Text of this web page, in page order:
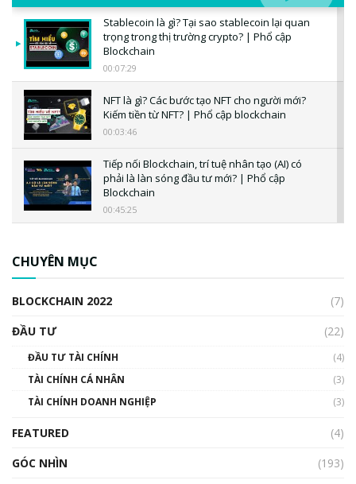
Stablecoin là gì? Tại sao stablecoin lại quan
trọng trong thị trường crypto? | Phổ cập
Blockchain
00:07:29
NFT là gì? Các bước tạo NFT cho người mới?
Kiếm tiền từ NFT? | Phổ cập blockchain
00:03:46
Tiếp nối Blockchain, trí tuệ nhân tạo (AI) có
phải là làn sóng đầu tư mới? | Phổ cập
Blockchain
00:45:25
00:02:14
Nhìn lại năm 2022: Những sự kiện ảnh hưởng
đến hệ sinh thái tiền mã hoá | Phổ cập
CHUYÊN MỤC
BLOCKCHAIN 2022
(7)
ĐẦU TƯ
(22)
ĐẦU TƯ TÀI CHÍNH
(4)
TÀI CHÍNH CÁ NHÂN
(3)
TÀI CHÍNH DOANH NGHIỆP
(3)
FEATURED
(4)
GÓC NHÌN
(193)